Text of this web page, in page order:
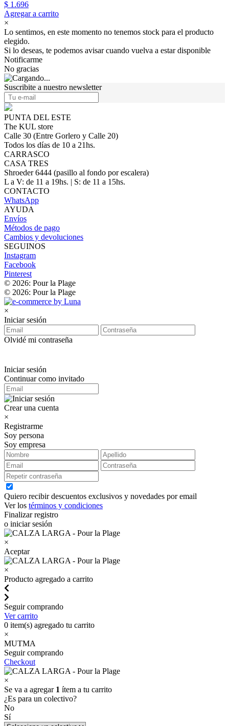
$ 1.696
Agregar a carrito
×
Lo sentimos, en este momento no tenemos stock para el producto
elegido.
Si lo deseas, te podemos avisar cuando vuelva a estar disponible
Notificarme
No gracias
Suscribite a nuestro newsletter
PUNTA DEL ESTE
The KUL store
Calle 30 (Entre Gorlero y Calle 20)
Todos los días de 10 a 21hs.
CARRASCO
CASA TRES
Shroeder 6444 (pasillo al fondo por escalera)
L a V: de 11 a 19hs. | S: de 11 a 15hs.
CONTACTO
WhatsApp
AYUDA
Envíos
Métodos de pago
Cambios y devoluciones
SEGUINOS
Instagram
Facebook
Pinterest
© 2026: Pour la Plage
© 2026: Pour la Plage
×
Iniciar sesión
Olvidé mi contraseña
Iniciar sesión
Continuar como invitado
Crear una cuenta
×
Registrarme
Soy persona
Soy empresa
Quiero recibir descuentos exclusivos y novedades por email
Ver los términos y condiciones
Finalizar registro
o iniciar sesión
×
Aceptar
×
Producto agregado a carrito
Seguir comprando
Ver carrito
0 item(s) agregado tu carrito
×
MUTMA
Seguir comprando
Checkout
×
Se va a agregar 1 ítem a tu carrito
¿Es para un colectivo?
No
Sí